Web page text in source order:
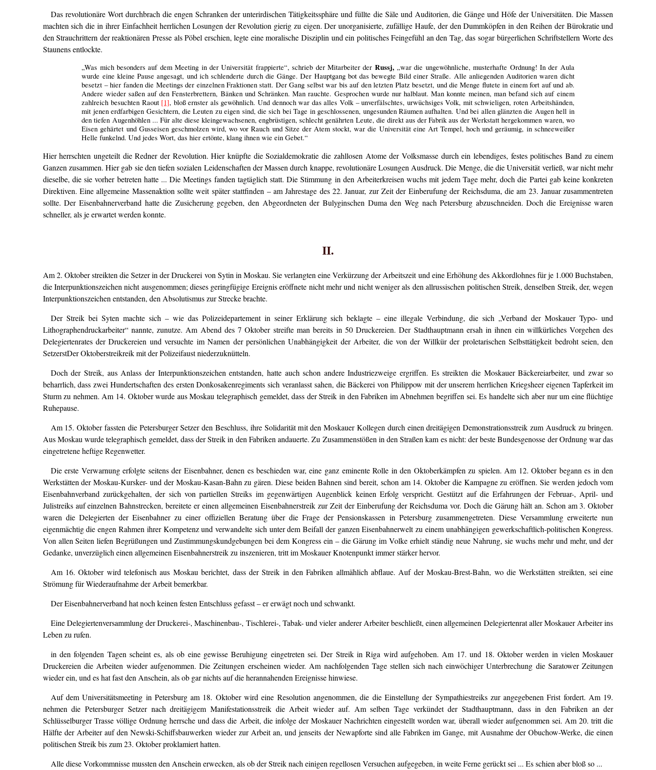
Das revolutionäre Wort durchbrach die engen Schranken der unterirdischen Tätigkeitssphäre und füllte die Säle und Auditorien, die Gänge und Höfe der Universitäten. Die Massen
machten sich die in ihrer Einfachheit herrlichen Losungen der Revolution gierig zu eigen. Der unorganisierte, zufällige Haufe, der den Dummköpfen in den Reihen der Bürokratie und
den Strauchrittern der reaktionären Presse als Pöbel erschien, legte eine moralische Disziplin und ein politisches Feingefühl an den Tag, das sogar bürgerlichen Schriftstellern Worte des
Staunens entlockte.
„Was mich besonders auf dem Meeting in der Universität frappierte“, schrieb der Mitarbeiter der Russj,„war die ungewöhnliche, musterhafte Ordnung! In der Aula
wurde eine kleine Pause angesagt, und ich schlenderte durch die Gänge. Der Hauptgang bot das bewegte Bild einer Straße. Alle anliegenden Auditorien waren dicht
besetzt – hier fanden die Meetings der einzelnen Fraktionen statt. Der Gang selbst war bis auf den letzten Platz besetzt, und die Menge flutete in einem fort auf und ab.
Andere wieder saßen auf den Fensterbrettern, Bänken und Schränken. Man rauchte. Gesprochen wurde nur halblaut. Man konnte meinen, man befand sich auf einem
zahlreich besuchten Raout [1], bloß ernster als gewöhnlich. Und dennoch war das alles Volk – unverfälschtes, urwüchsiges Volk, mit schwieligen, roten Arbeitshänden,
mit jenen erdfarbigen Gesichtern, die Leuten zu eigen sind, die sich bei Tage in geschlossenen, ungesunden Räumen aufhalten. Und bei allen glänzten die Augen hell in
den tiefen Augenhöhlen ... Für alte diese kleingewachsenen, engbrüstigen, schlecht genährten Leute, die direkt aus der Fabrik aus der Werkstatt hergekommen waren, wo
Eisen gehärtet und Gusseisen geschmolzen wird, wo vor Rauch und Sitze der Atem stockt, war die Universität eine Art Tempel, hoch und geräumig, in schneeweißer
Helle funkelnd. Und jedes Wort, das hier ertönte, klang ihnen wie ein Gebet.“
Hier herrschten ungeteilt die Redner der Revolution. Hier knüpfte die Sozialdemokratie die zahllosen Atome der Volksmasse durch ein lebendiges, festes politisches Band zu einem
Ganzen zusammen. Hier gab sie den tiefen sozialen Leidenschaften der Massen durch knappe, revolutionäre Losungen Ausdruck. Die Menge, die die Universität verließ, war nicht mehr
dieselbe, die sie vorher betreten hatte ... Die Meetings fanden tagtäglich statt. Die Stimmung in den Arbeiterkreisen wuchs mit jedem Tage mehr, doch die Partei gab keine konkreten
Direktiven. Eine allgemeine Massenaktion sollte weit später stattfinden – am Jahrestage des 22. Januar, zur Zeit der Einberufung der Reichsduma, die am 23. Januar zusammentreten
sollte. Der Eisenbahnerverband hatte die Zusicherung gegeben, den Abgeordneten der Bulyginschen Duma den Weg nach Petersburg abzuschneiden. Doch die Ereignisse waren
schneller, als je erwartet werden konnte.
II.
Am 2. Oktober streikten die Setzer in der Druckerei von Sytin in Moskau. Sie verlangten eine Verkürzung der Arbeitszeit und eine Erhöhung des Akkordlohnes für je 1.000 Buchstaben,
die Interpunktionszeichen nicht ausgenommen; dieses geringfügige Ereignis eröffnete nicht mehr und nicht weniger als den allrussischen politischen Streik, denselben Streik, der, wegen
Interpunktionszeichen entstanden, den Absolutismus zur Strecke brachte.
Der Streik bei Syten machte sich – wie das Polizeidepartement in seiner Erklärung sich beklagte – eine illegale Verbindung, die sich „Verband der Moskauer Typo- und
Lithographendruckarbeiter“ nannte, zunutze. Am Abend des 7 Oktober streifte man bereits in 50 Druckereien. Der Stadthauptmann ersah in ihnen ein willkürliches Vorgehen des
Delegiertenrates der Druckereien und versuchte im Namen der persönlichen Unabhängigkeit der Arbeiter, die von der Willkür der proletarischen Selbsttätigkeit bedroht seien, den
SetzerstDer Oktoberstreikreik mit der Polizeifaust niederzuknütteln.
Doch der Streik, aus Anlass der Interpunktionszeichen entstanden, hatte auch schon andere Industriezweige ergriffen. Es streikten die Moskauer Bäckereiarbeiter, und zwar so
beharrlich, dass zwei Hundertschaften des ersten Donkosakenregiments sich veranlasst sahen, die Bäckerei von Philippow mit der unserem herrlichen Kriegsheer eigenen Tapferkeit im
Sturm zu nehmen. Am 14. Oktober wurde aus Moskau telegraphisch gemeldet, dass der Streik in den Fabriken im Abnehmen begriffen sei. Es handelte sich aber nur um eine flüchtige
Ruhepause.
Am 15. Oktober fassten die Petersburger Setzer den Beschluss, ihre Solidarität mit den Moskauer Kollegen durch einen dreitägigen Demonstrationsstreik zum Ausdruck zu bringen.
Aus Moskau wurde telegraphisch gemeldet, dass der Streik in den Fabriken andauerte. Zu Zusammenstößen in den Straßen kam es nicht: der beste Bundesgenosse der Ordnung war das
eingetretene heftige Regenwetter.
Die erste Verwarnung erfolgte seitens der Eisenbahner, denen es beschieden war, eine ganz eminente Rolle in den Oktoberkämpfen zu spielen. Am 12. Oktober begann es in den
Werkstätten der Moskau-Kursker- und der Moskau-Kasan-Bahn zu gären. Diese beiden Bahnen sind bereit, schon am 14. Oktober die Kampagne zu eröffnen. Sie werden jedoch vom
Eisenbahnverband zurückgehalten, der sich von partiellen Streiks im gegenwärtigen Augenblick keinen Erfolg verspricht. Gestützt auf die Erfahrungen der Februar-, April- und
Julistreiks auf einzelnen Bahnstrecken, bereitete er einen allgemeinen Eisenbahnerstreik zur Zeit der Einberufung der Reichsduma vor. Doch die Gärung hält an. Schon am 3. Oktober
waren die Delegierten der Eisenbahner zu einer offiziellen Beratung über die Frage der Pensionskassen in Petersburg zusammengetreten. Diese Versammlung erweiterte nun
eigenmächtig die engen Rahmen ihrer Kompetenz und verwandelte sich unter dem Beifall der ganzen Eisenbahnerwelt zu einem unabhängigen gewerkschaftlich-politischen Kongress.
Von allen Seiten liefen Begrüßungen und Zustimmungskundgebungen bei dem Kongress ein – die Gärung im Volke erhielt ständig neue Nahrung, sie wuchs mehr und mehr, und der
Gedanke, unverzüglich einen allgemeinen Eisenbahnerstreik zu inszenieren, tritt im Moskauer Knotenpunkt immer stärker hervor.
Am 16. Oktober wird telefonisch aus Moskau berichtet, dass der Streik in den Fabriken allmählich abflaue. Auf der Moskau-Brest-Bahn, wo die Werkstätten streikten, sei eine
Strömung für Wiederaufnahme der Arbeit bemerkbar.
Der Eisenbahnerverband hat noch keinen festen Entschluss gefasst – er erwägt noch und schwankt.
Eine Delegiertenversammlung der Druckerei-, Maschinenbau-, Tischlerei-, Tabak- und vieler anderer Arbeiter beschließt, einen allgemeinen Delegiertenrat aller Moskauer Arbeiter ins
Leben zu rufen.
in den folgenden Tagen scheint es, als ob eine gewisse Beruhigung eingetreten sei. Der Streik in Riga wird aufgehoben. Am 17. und 18. Oktober werden in vielen Moskauer
Druckereien die Arbeiten wieder aufgenommen. Die Zeitungen erscheinen wieder. Am nachfolgenden Tage stellen sich nach einwöchiger Unterbrechung die Saratower Zeitungen
wieder ein, und es hat fast den Anschein, als ob gar nichts auf die herannahenden Ereignisse hinwiese.
Auf dem Universitätsmeeting in Petersburg am 18. Oktober wird eine Resolution angenommen, die die Einstellung der Sympathiestreiks zur angegebenen Frist fordert. Am 19.
nehmen die Petersburger Setzer nach dreitägigem Manifestationsstreik die Arbeit wieder auf. Am selben Tage verkündet der Stadthauptmann, dass in den Fabriken an der
Schlüsselburger Trasse völlige Ordnung herrsche und dass die Arbeit, die infolge der Moskauer Nachrichten eingestellt worden war, überall wieder aufgenommen sei. Am 20. tritt die
Hälfte der Arbeiter auf den Newski-Schiffsbauwerken wieder zur Arbeit an, und jenseits der Newapforte sind alle Fabriken im Gange, mit Ausnahme der Obuchow-Werke, die einen
politischen Streik bis zum 23. Oktober proklamiert hatten.
Alle diese Vorkommnisse mussten den Anschein erwecken, als ob der Streik nach einigen regellosen Versuchen aufgegeben, in weite Ferne gerückt sei ... Es schien aber bloß so ...